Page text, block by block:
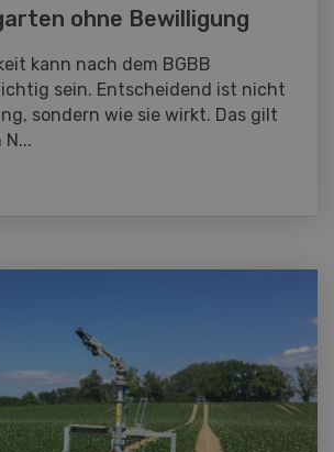
ohne Bewilligung
kann nach dem BGBB
sein. Entscheidend ist nicht
sondern wie sie wirkt. Das gilt